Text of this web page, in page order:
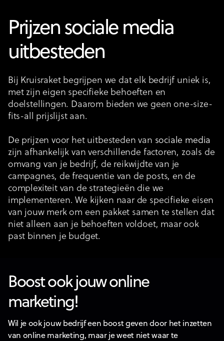
Prijzen sociale media
uitbesteden
Bij Kruisraket begrijpen we dat elk bedrijf uniek is,
met zijn eigen specifieke behoeften en
doelstellingen. Daarom bieden we geen one-size-
fits-all prijslijst aan.
De prijzen voor het uitbesteden van sociale media
zijn afhankelijk van verschillende factoren, zoals de
omvang van je bedrijf, de reikwijdte van je
campagnes, de frequentie van de posts, en de
complexiteit van de strategieën die we
implementeren. We kijken naar de specifieke eisen
van jouw merk om een pakket samen te stellen dat
niet alleen aan je behoeften voldoet, maar ook
past binnen je budget.
Boost ook jouw online
marketing!
Wil je ook jouw bedrijf een boost geven door het inzetten
van online marketing, maar je weet niet waar te